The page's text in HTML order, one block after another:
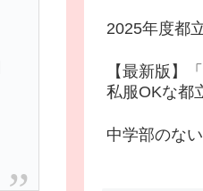
2025年度都
【最新版】
私服OKな都
中学部のな